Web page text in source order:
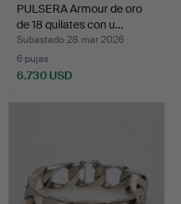
PULSERA Armour de oro
de 18 quilates con u…
Subastado 28 mar 2026
6 pujas
6.730 USD